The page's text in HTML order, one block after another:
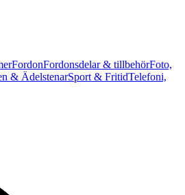
FordonFordonsdelar & tillbehörFoto,
& ÄdelstenarSport & FritidTelefoni,